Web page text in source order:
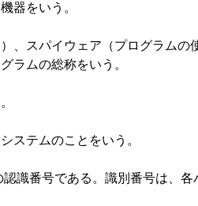
器をいう。
スパイウェア（プログラムの
ラムの総称をいう。
テムのことをいう。
番号である。識別番号は、各